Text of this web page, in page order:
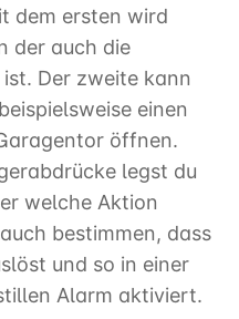
dem ersten wird
der auch die
Der zweite kann
einen
öffnen.
legst du
welche Aktion
bestimmen, dass
und so in einer
Alarm aktiviert.